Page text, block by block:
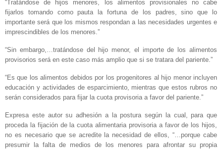
“Tratándose de hijos menores, los alimentos provisionales no cabe
fijarlos tomando como pauta la fortuna de los padres, sino que lo
importante será que los mismos respondan a las necesidades urgentes e
imprescindibles de los menores.”
“Sin embargo,…tratándose del hijo menor, el importe de los alimentos
provisorios será en este caso más amplio que si se tratara del pariente.”
“Es que los alimentos debidos por los progenitores al hijo menor incluyen
educación y actividades de esparcimiento, mientras que estos rubros no
serán considerados para fijar la cuota provisoria a favor del pariente.”
Expresa este autor su adhesión a la postura según la cual, para que
proceda la fijación de la cuota alimentaria provisoria a favor de los hijos,
no es necesario que se acredite la necesidad de ellos, “…porque cabe
presumir la falta de medios de los menores para afrontar su propia